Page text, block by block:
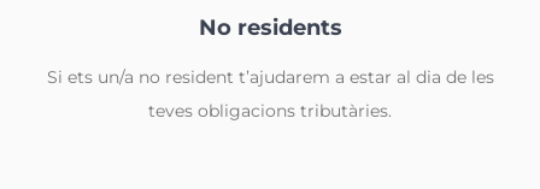
No residents
Si ets un/a no resident t’ajudarem a estar al dia de les
teves obligacions tributàries.